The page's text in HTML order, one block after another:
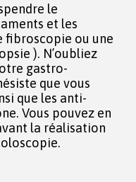
le
et les
fibroscopie ou une
). N’oubliez
gastro-
que vous
que les anti-
Vous pouvez en
la réalisation